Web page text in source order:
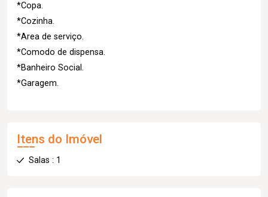
*Copa.
*Cozinha.
*Area de serviço.
*Comodo de dispensa.
*Banheiro Social.
*Garagem.
Itens do Imóvel
Salas : 1